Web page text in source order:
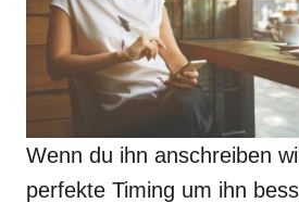
Wenn du ihn anschreiben
perfekte Timing um ihn